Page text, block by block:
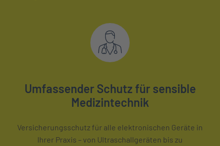
Umfassender Schutz für sensible
Medizintechnik
Versicherungsschutz für alle elektronischen Geräte in
Ihrer Praxis – von Ultraschallgeräten bis zu